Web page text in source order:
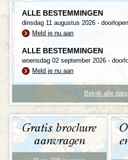
ALLE BESTEMMINGEN
dinsdag 11 augustus 2026 -
Meld je nu aan
ALLE BESTEMMINGEN
woensdag 02 september 2026 -
Meld je nu aan
Bekijk alle data
Gratis brochure
aanvragen